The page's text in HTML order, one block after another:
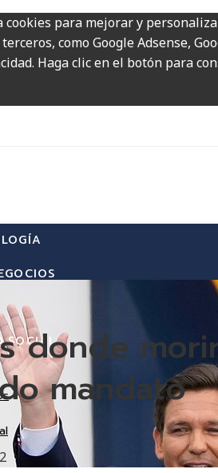
para mejorar y
como Google Adsense,
Haga clic en el botón para
SOCIALdonde
mandato